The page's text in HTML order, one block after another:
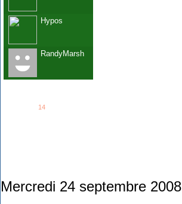
Hypos
RandyMarsh
14members...
Mercredi 24 septembre 2008